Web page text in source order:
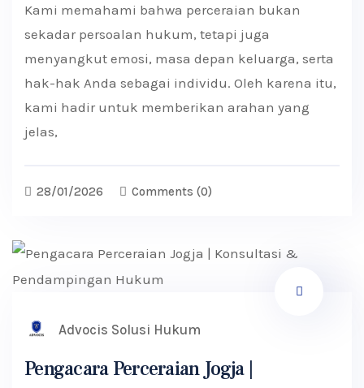
Kami memahami bahwa perceraian bukan
sekadar persoalan hukum, tetapi juga
menyangkut emosi, masa depan keluarga, serta
hak-hak Anda sebagai individu. Oleh karena itu,
kami hadir untuk memberikan arahan yang
jelas,
28/01/2026 Comments (0)
Advocis Solusi Hukum
Pengacara Perceraian Jogja |